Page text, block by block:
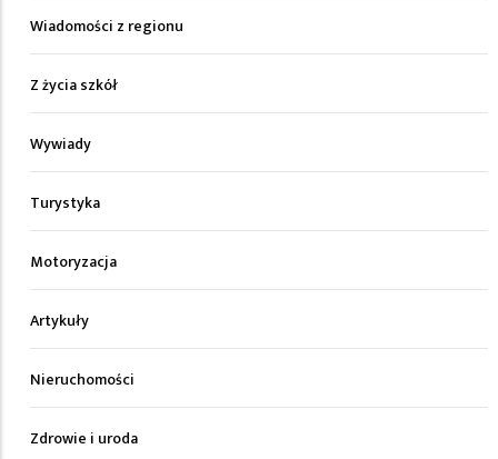
Wiadomości z regionu
Z życia szkół
Wywiady
Turystyka
Motoryzacja
Artykuły
Nieruchomości
Zdrowie i uroda